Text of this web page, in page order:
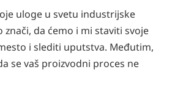
uloge u svetu industrijske
znači, da ćemo i mi staviti svoje
i slediti uputstva. Međutim,
se vaš proizvodni proces ne